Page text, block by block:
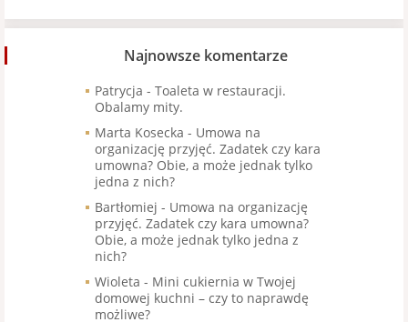
Najnowsze komentarze
Patrycja - Toaleta w restauracji.
Obalamy mity.
Marta Kosecka - Umowa na
organizację przyjęć. Zadatek czy kara
umowna? Obie, a może jednak tylko
jedna z nich?
Bartłomiej - Umowa na organizację
przyjęć. Zadatek czy kara umowna?
Obie, a może jednak tylko jedna z
nich?
Wioleta - Mini cukiernia w Twojej
domowej kuchni – czy to naprawdę
możliwe?